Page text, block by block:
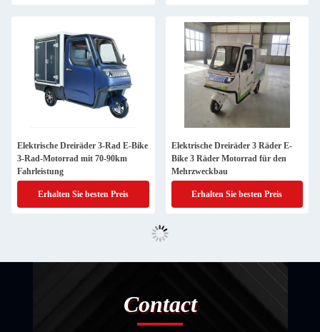
Elektrische Dreiräder 3-Rad E-Bike
3-Rad-Motorrad mit 70-90km
Fahrleistung
Erhalten Sie besten Preis
Elektrische Dreiräder 3 Räder E-
Bike 3 Räder Motorrad für den
Mehrzweckbau
Erhalten Sie besten Preis
Contact